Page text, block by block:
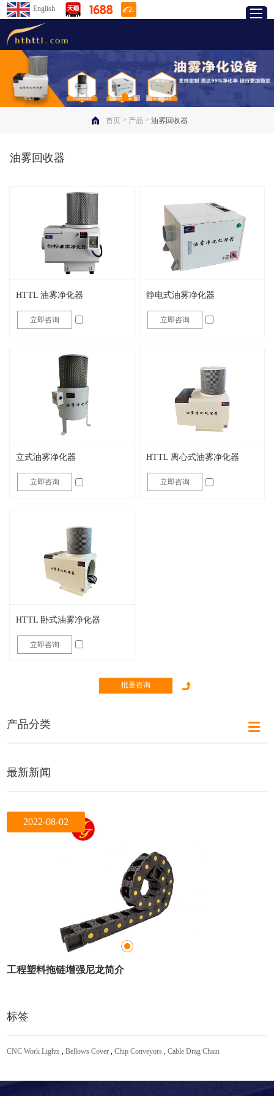
English
首页> 产品 > 油雾回收器
油雾回收器
HTTL 油雾净化器
立即咨询
静电式油雾净化器
立即咨询
立式油雾净化器
立即咨询
HTTL 离心式油雾净化器
立即咨询
HTTL 卧式油雾净化器
立即咨询
产品分类
最新新闻
2022-08-09
工程塑料拖链增强尼龙简介
2022-08-02
标签
CNC Work Lights ,Bellows Cover ,Chip Conveyors ,Cable Drag Chain